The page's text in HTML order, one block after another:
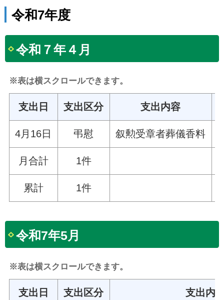
令和7年度
令和７年４月
※表は横スクロールできます。
支出日 支出区分 支出内容
4月16日 弔慰 叙勲受章者葬儀香料
月合計 1件
累計 1件
令和7年5月
※表は横スクロールできます。
支出日 支出区分 支出内